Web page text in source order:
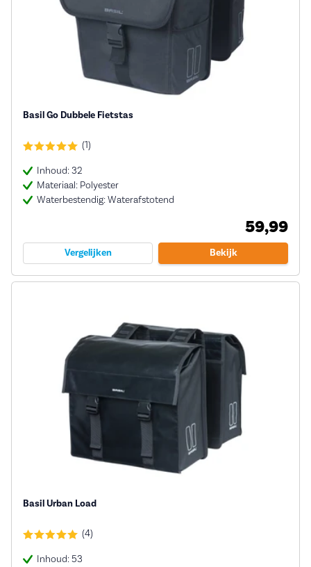
Basil Go Dubbele Fietstas
(1)
Inhoud: 32
Materiaal: Polyester
Waterbestendig: Waterafstotend
59,99
Vergelijken Bekijk
Basil Urban Load
(4)
Inhoud: 53